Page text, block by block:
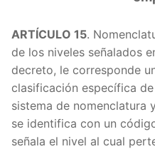
ARTÍCULO 15.
de los niveles señalados
decreto, le corresponde
clasificación específica
sistema de nomenclatura
se identifica con un
señala el nivel al cual